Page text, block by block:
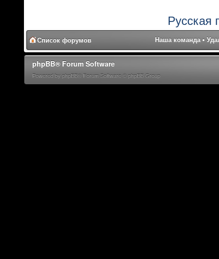
Русская
Список форумов Наша команда •
phpBB® Forum Software
Powered by phpBB® Forum Software © phpBB Group